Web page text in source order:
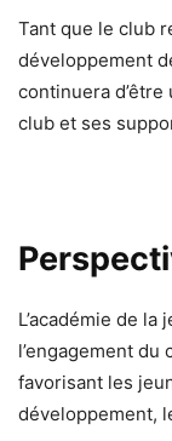
Tant que le club
développement
continuera
club et ses
L’académie de
l’engagement du
favorisant les
développement,